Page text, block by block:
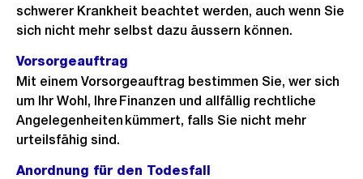
schwerer Krankheit beachtet werden, auch wenn Sie
sich nicht mehr selbst dazu äussern können.
Vorsorgeauftrag
Mit einem Vorsorgeauftrag bestimmen Sie, wer sich
um Ihr Wohl, Ihre Finanzen und allfällig rechtliche
Angelegenheiten kümmert, falls Sie nicht mehr
urteilsfähig sind.
Anordnung für den Todesfall